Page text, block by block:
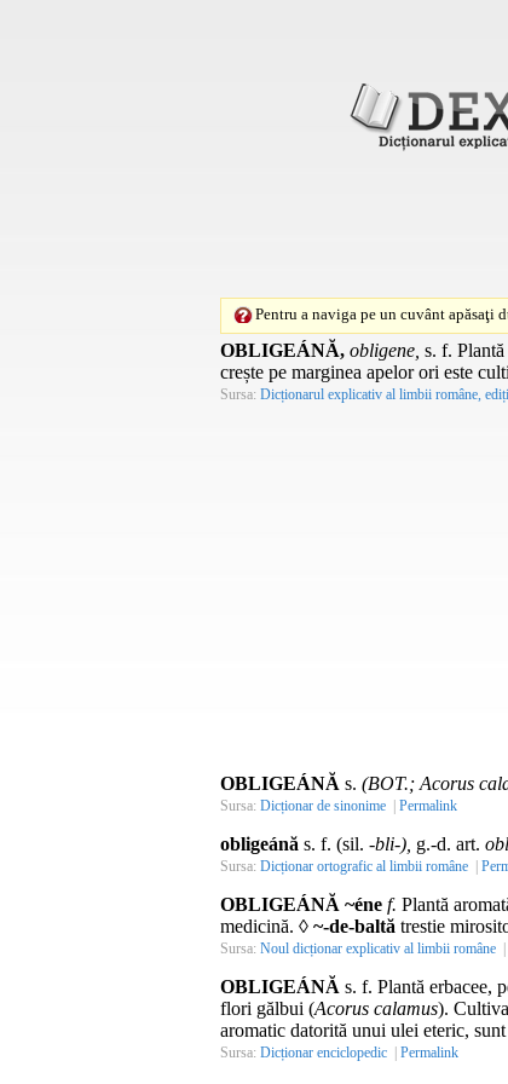
Pentru a naviga pe un cuvânt apăsaţi
OBLIGEÁNĂ, obligene, s. f.
crește pe marginea apelor ori este
Sursa: Dicționarul explicativ al limbii române,
OBLIGEÁNĂ s. (BOT.; Acorus
Sursa: Dicționar de sinonime | Permalink
obligeánă s. f. (sil. -bli-), g.-d. art.
Sursa: Dicționar ortografic al limbii române |
OBLIGEÁNĂ ~éne f. Plantă
medicină. ◊ ~-de-baltă trestie
Sursa: Noul dicționar explicativ al limbii române |
OBLIGEÁNĂ s. f. Plantă erbacee,
flori gălbui (Acorus calamus).
aromatic datorită unui ulei eteric,
Sursa: Dicționar enciclopedic | Permalink